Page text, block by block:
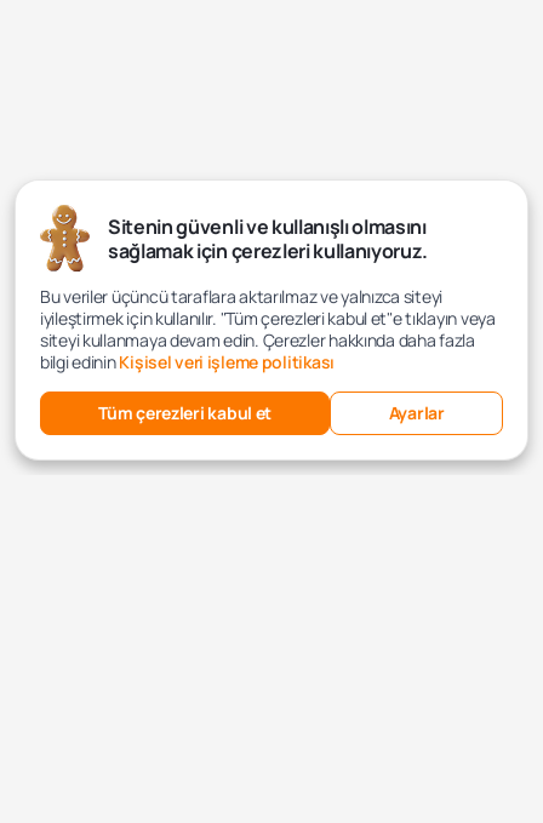
Sitenin güvenli ve kullanışlı olmasını
sağlamak için çerezleri kullanıyoruz.
Bu veriler üçüncü taraflara aktarılmaz ve yalnızca siteyi
iyileştirmek için kullanılır. "Tüm çerezleri kabul et"e tıklayın veya
siteyi kullanmaya devam edin. Çerezler hakkında daha fazla
bilgi edininKişisel veri işleme politikası
Tüm çerezleri kabul et Ayarlar